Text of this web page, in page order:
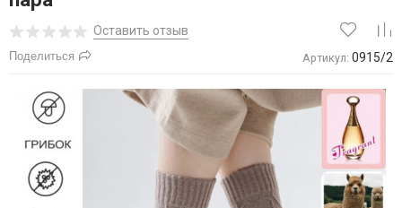
Оставить отзыв
Поделиться Артикул: 0915/2